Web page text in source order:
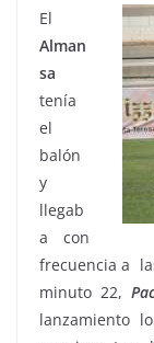
El
Alman
sa
tenía
el
balón
y
llegab
a con
frecuencia a
minuto 22,
lanzamiento